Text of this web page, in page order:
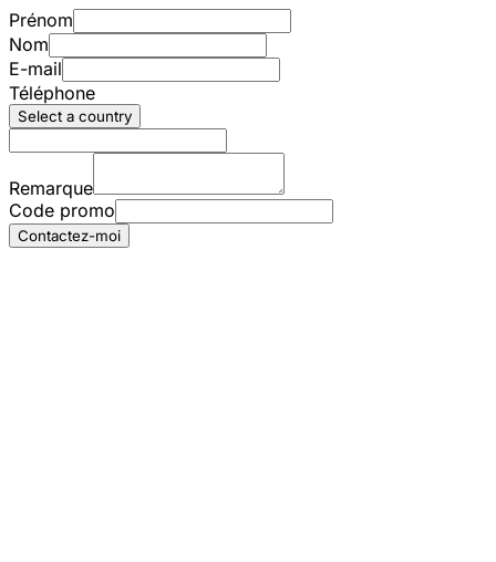
Prénom
Nom
E-mail
Téléphone
Select a country
Remarque
Code promo
Contactez-moi